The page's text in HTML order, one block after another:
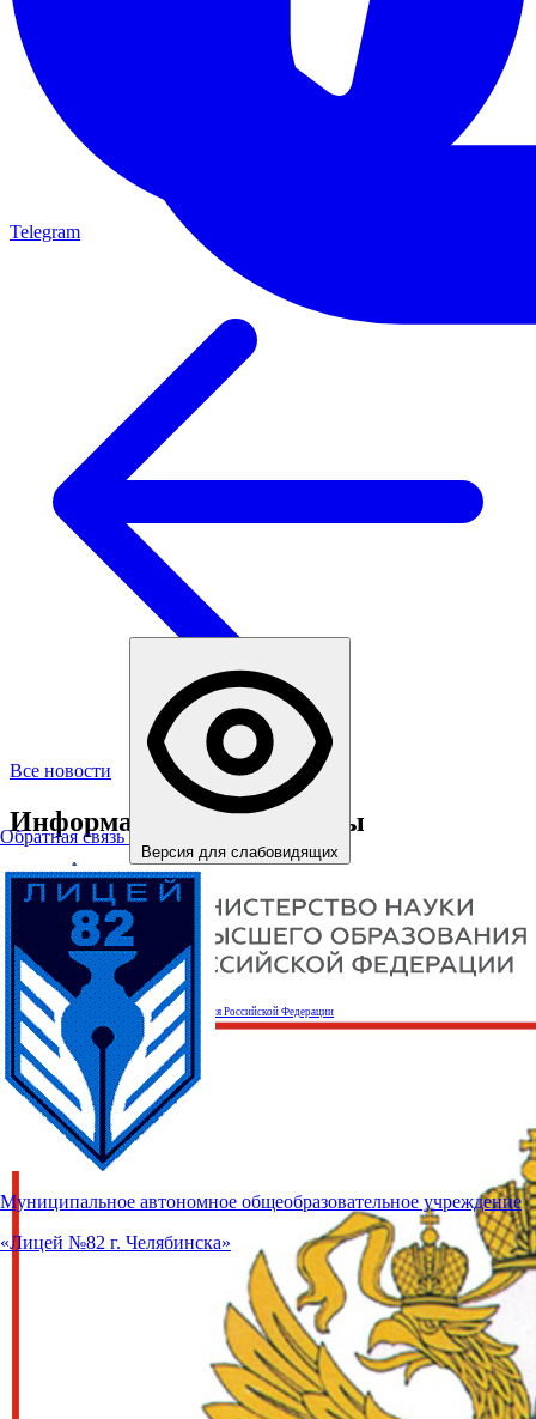
Обратная связь
Версия для слабовидящих
Муниципальное автономное общеобразовательное учреждение
«Лицей №82 г. Челябинска»
Telegram
Все новости
Информационные ресурсы
Министерство науки и высшего образования Российской Федерации